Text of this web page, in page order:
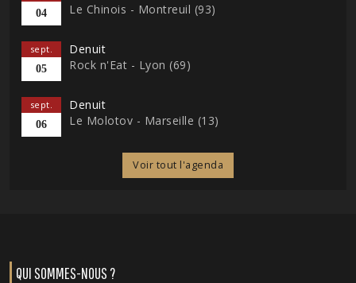
04
Le Chinois - Montreuil (93)
sept.
05
Denuit
Rock n'Eat - Lyon (69)
sept.
06
Denuit
Le Molotov - Marseille (13)
Voir tout l'agenda
QUI SOMMES-NOUS ?